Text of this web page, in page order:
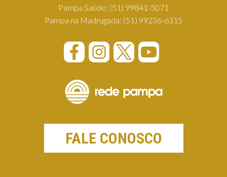
Pampa Saúde: (51) 99841-5071
Pampa na Madrugada: (51) 99236-6315
FALE CONOSCO